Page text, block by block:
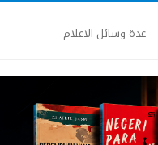
عدة وسائل الاعلام